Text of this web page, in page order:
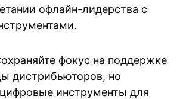
офлайн-лидерства с
фокус на поддержке
дистрибьюторов, но
цифровые инструменты для